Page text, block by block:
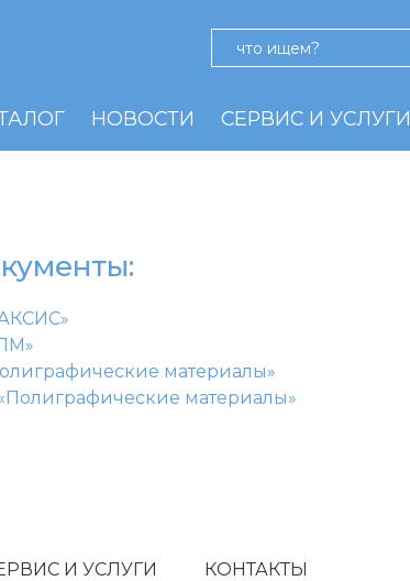
НОВОСТИ СЕРВИС И УСЛУГИ
материалы»
материалы»
И УСЛУГИ КОНТАКТЫ